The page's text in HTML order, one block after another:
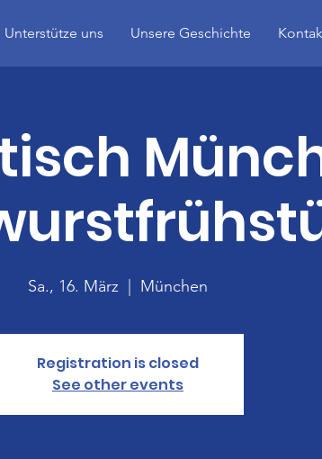
Unterstütze uns Unsere Geschichte
Sa., 16. März München
Registration is closed
See other events